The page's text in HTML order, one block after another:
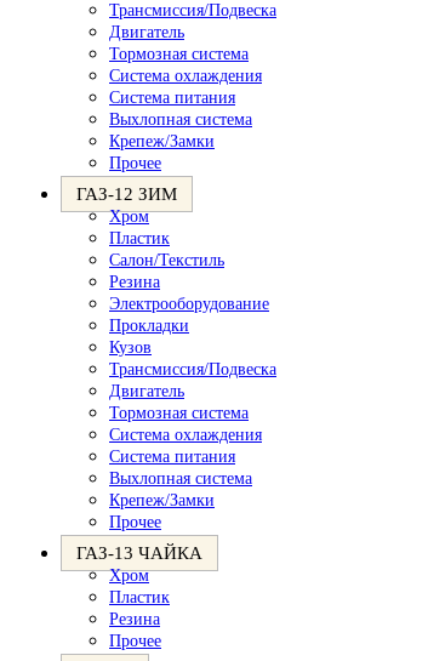
Трансмиссия/Подвеска
Двигатель
Тормозная система
Система охлаждения
Система питания
Выхлопная система
Крепеж/Замки
Прочее
ГАЗ-12 ЗИМ
Хром
Пластик
Салон/Текстиль
Резина
Электрооборудование
Прокладки
Кузов
Трансмиссия/Подвеска
Двигатель
Тормозная система
Система охлаждения
Система питания
Выхлопная система
Крепеж/Замки
Прочее
ГАЗ-13 ЧАЙКА
Хром
Пластик
Резина
Прочее